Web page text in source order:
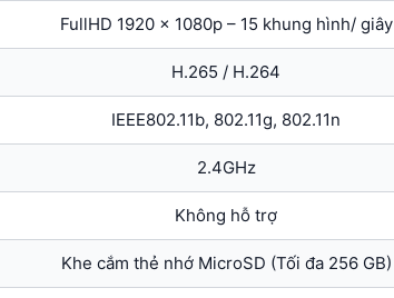
FullHD 1920 x 1080p – 15 khung hình/ giây
H.265 / H.264
IEEE802.11b, 802.11g, 802.11n
2.4GHz
Không hỗ trợ
Khe cắm thẻ nhớ MicroSD (Tối đa 256 GB)